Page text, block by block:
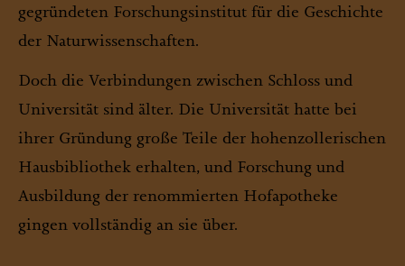
gegründeten Forschungsinstitut für die Geschichte
der Naturwissenschaften.
Doch die Verbindungen zwischen Schloss und
Universität sind älter. Die Universität hatte bei
ihrer Gründung große Teile der hohenzollerischen
Hausbibliothek erhalten, und Forschung und
Ausbildung der renommierten Hofapotheke
gingen vollständig an sie über.